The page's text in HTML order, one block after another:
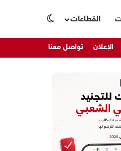
القطاعات
الإعلان تواصل معنا